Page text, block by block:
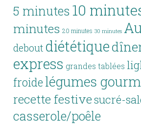
5 minutes 10
minutes 20 minutes 30 minutes
debout diététique
express grandes tablées
froide légumes
recette festivesucré-
casserole/poêle